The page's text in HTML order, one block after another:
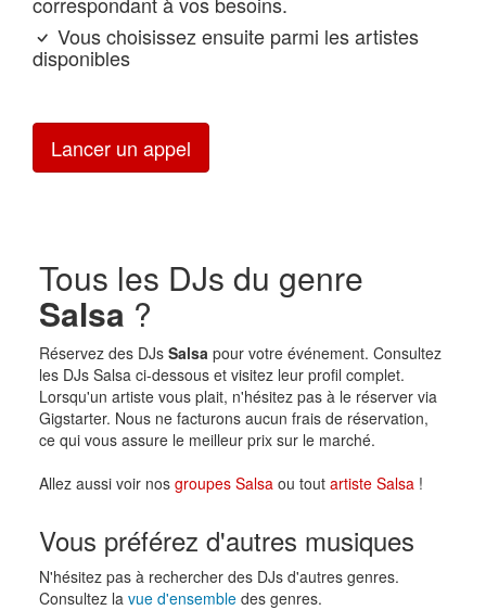
Vous choisissez ensuite parmi les artistes
disponibles
Lancer un appel
Tous les DJs du genre
Salsa ?
Réservez des DJs Salsa pour votre événement. Consultez
les DJs Salsa ci-dessous et visitez leur profil complet.
Lorsqu'un artiste vous plait, n'hésitez pas à le réserver via
Gigstarter. Nous ne facturons aucun frais de réservation,
ce qui vous assure le meilleur prix sur le marché.
Allez aussi voir nos groupes Salsa ou tout artiste Salsa !
Vous préférez d'autres musiques
N'hésitez pas à rechercher des DJs d'autres genres.
Consultez la vue d'ensembledes genres.